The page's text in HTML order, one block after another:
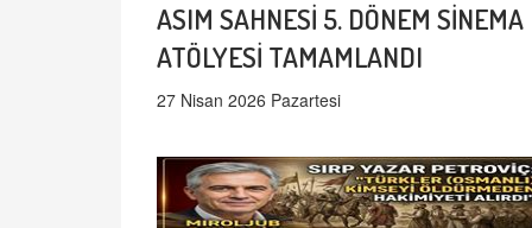
ASIM SAHNESİ 5. DÖNEM SİNEMA
ATÖLYESİ TAMAMLANDI
27 Nisan 2026 Pazartesi